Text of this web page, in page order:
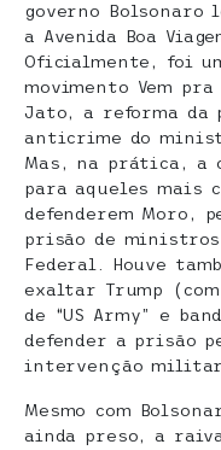
governo Bolsonaro
a Avenida Boa
Oficialmente, foi
movimento Vem
Jato, a reforma da
anticrime do
Mas, na prática, a
para aqueles mais
defenderem Moro,
prisão de
Federal. Houve
exaltar Trump
de “US Army” e
defender a prisão
intervenção
Mesmo com
ainda preso, a